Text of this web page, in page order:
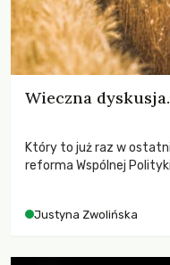
Wieczna
Który to już raz w
reforma Wspólnej
Justyna Zwolińska